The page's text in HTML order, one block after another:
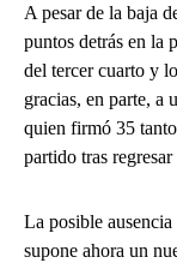
A pesar de la baja
puntos detrás en la
del tercer cuarto y
gracias, en parte, a
quien firmó 35
partido tras
La posible
supone ahora un